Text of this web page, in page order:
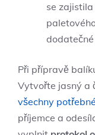
se
Při ​přípravě
Vytvořte jasný a
všechny
příjemce a